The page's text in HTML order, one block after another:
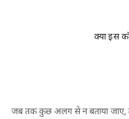
क्या इस
जब तक कुछ अलग से न बताया